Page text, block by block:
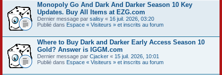
Monopoly Go And Dark And Darker Season 10 Key
Updates. Buy All Items at EZG.com
Dernier message par salisy « 16 juil. 2026, 03:20
Publié dans Espace « Visiteurs » et inscrits au forum
Where to Buy Dark and Darker Early Access Season 10
Gold? Answer is IGGM.com
Dernier message par Cjacker « 15 juil. 2026, 10:01
Publié dans Espace « Visiteurs » et inscrits au forum